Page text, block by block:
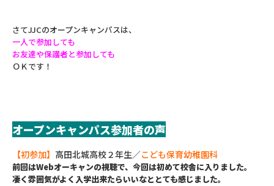
さてJJCのオープンキャンパスは、
一人で参加しても
お友達や保護者と参加しても
ＯＫです！
オープンキャンパス参加者の声
【初参加】 高田北城高校２年生／こども保育幼稚園科
前回はWebオーキャンの視聴で、今回は初めて校舎に入りました。
凄く雰囲気がよく入学出来たらいいなととても感じました。